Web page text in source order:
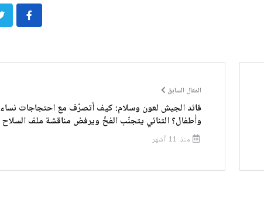
المقال السابق
قائد الجيش لعون وسلام: كيف أتصرّف مع احتجاجات نساء
وأطفال؟ الثنائي يتجنّب الفخّ ويرفض مناقشة ملف السلاح
منذ 11 أشهر